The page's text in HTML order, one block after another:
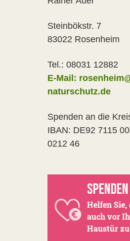
Steinbökstr. 7
83022 Rosenheim
Tel.: 08031 12882
E-Mail:
naturschutz.de
Spenden an die
IBAN: DE92 7115
0212 46
SPENDEN
Helfen
auch vor
Haustür